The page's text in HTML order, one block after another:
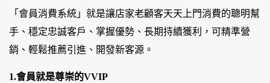
「會員消費系統」就是讓店家老顧客天天上門消費的聰明幫
手、穩定忠誠客戶、掌握優勢、長期持續獲利，可精準營
銷、輕鬆推薦引進、開發新客源。
1.會員就是尊崇的VVIP